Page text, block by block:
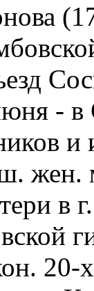
- в
и
жен.
в
20-